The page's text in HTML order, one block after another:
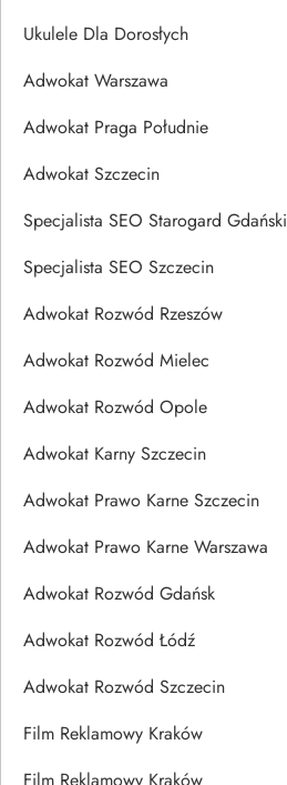
Ukulele Dla Dorosłych
Adwokat Warszawa
Adwokat Praga Południe
Adwokat Szczecin
Specjalista SEO Starogard Gdański
Specjalista SEO Szczecin
Adwokat Rozwód Rzeszów
Adwokat Rozwód Mielec
Adwokat Rozwód Opole
Adwokat Karny Szczecin
Adwokat Prawo Karne Szczecin
Adwokat Prawo Karne Warszawa
Adwokat Rozwód Gdańsk
Adwokat Rozwód Łódź
Adwokat Rozwód Szczecin
Film Reklamowy Kraków
Film Reklamowy Kraków